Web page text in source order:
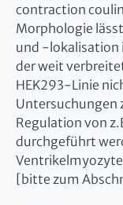
contraction
Morphologie
und -lokalisation
der weit
HEK293-Linie
Untersuchungen
Regulation von
durchgeführt
[bitte zum